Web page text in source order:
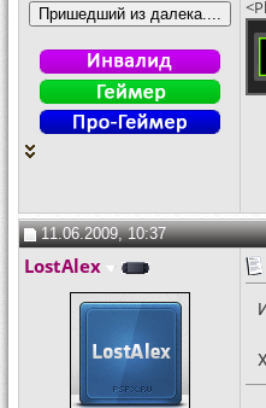
11.06.2009, 10:37
LostAlex